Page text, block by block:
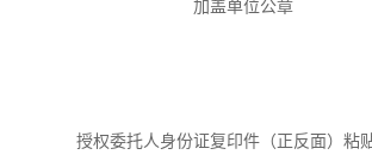
加盖单位公章
授权委托人身份证复印件（正反面） 粘